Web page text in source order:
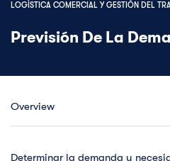
LOGÍSTICA COMERCIAL Y GESTIÓN DEL
Previsión De La
Overview
Determinar la demanda y